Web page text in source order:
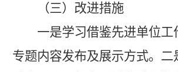
（三）改进措施
一是学习借鉴先进单位工
专题内容发布及展示方式。二